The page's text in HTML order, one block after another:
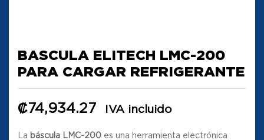
BASCULA ELITECH LMC-200
PARA CARGAR REFRIGERANTE
₡74,934.27 IVA incluido
La báscula LMC-200 es una herramienta electrónica